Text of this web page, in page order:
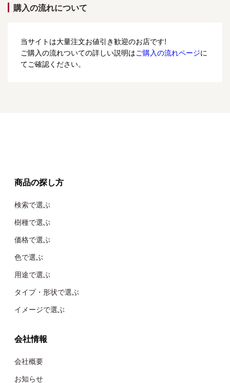
購入の流れについて
当サイトは大量注文お値引き歓迎のお店です!
ご購入の流れついての詳しい説明はご購入の流れページに
てご確認ください。
商品の探し方
検索で選ぶ
樹種で選ぶ
価格で選ぶ
色で選ぶ
用途で選ぶ
タイプ・形状で選ぶ
イメージで選ぶ
会社情報
会社概要
お知らせ